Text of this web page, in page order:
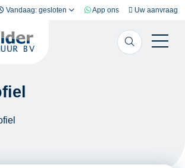
Vandaag: gesloten App ons Uw aanvraag